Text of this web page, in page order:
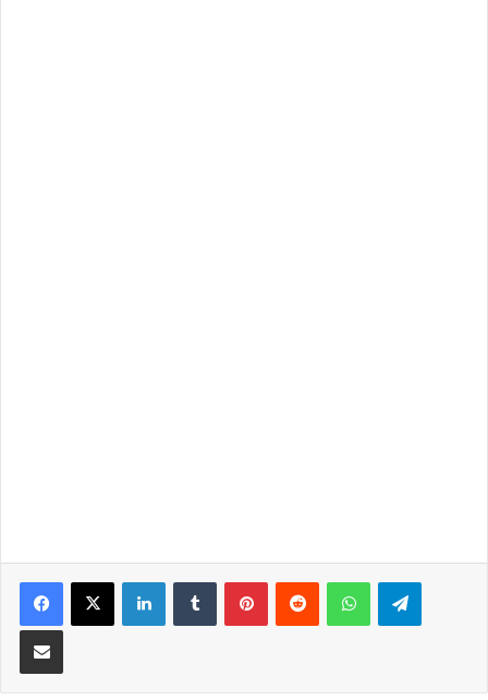
LinkedInTumblrPinterestReddit WhatsApp
Partilhar Via Email